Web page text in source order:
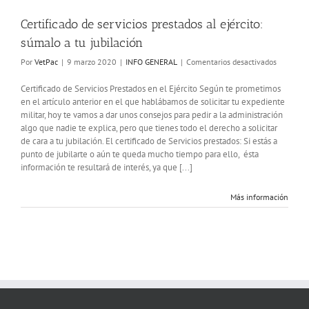
Certificado de servicios prestados al ejército:
súmalo a tu jubilación
Por VetPac | 9 marzo 2020 | INFO GENERAL | Comentarios desactivadosen
de
servicios
prestados
Certificado de Servicios Prestados en el Ejército Según te prometimos
en el artículo anterior en el que hablábamos de solicitar tu expediente
militar, hoy te vamos a dar unos consejos para pedir a la administración
algo que nadie te explica, pero que tienes todo el derecho a solicitar
de cara a tu jubilación. El certificado de Servicios prestados: Si estás a
punto de jubilarte o aún te queda mucho tiempo para ello, ésta
información te resultará de interés, ya que [...]
Más información